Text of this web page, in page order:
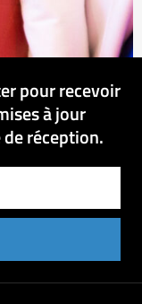
pour recevoir
à jour
réception.